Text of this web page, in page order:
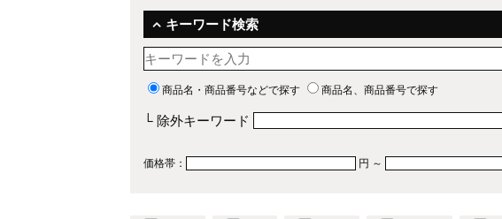
キーワード検索
商品名・商品番号などで探す 商品名、商品番号で探す
└ 除外キーワード
価格帯： 円 ～